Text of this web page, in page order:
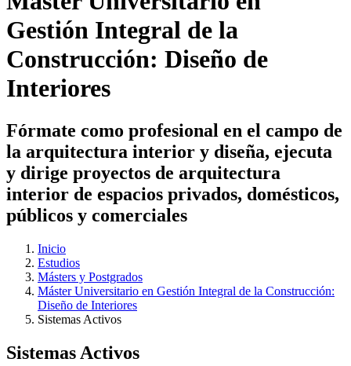
Gestión Integral de la
Construcción: Diseño de
Interiores
Fórmate como profesional en el campo de
la arquitectura interior y diseña, ejecuta
y dirige proyectos de arquitectura
interior de espacios privados, domésticos,
públicos y comerciales
Inicio
Estudios
Másters y Postgrados
Máster Universitario en Gestión Integral de la Construcción:
Diseño de Interiores
Sistemas Activos
Sistemas Activos